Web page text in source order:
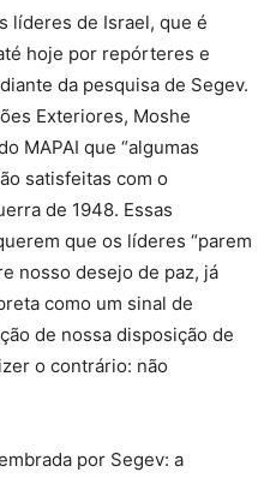
líderes de Israel, que é
hoje por repórteres e
da pesquisa de Segev.
Exteriores, Moshe
MAPAI que “algumas
satisfeitas com o
de 1948. Essas
que os líderes “parem
nosso desejo de paz, já
como um sinal de
de nossa disposição de
o contrário: não
por Segev: a